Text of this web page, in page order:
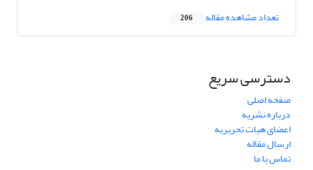
تعداد مشاهده مقاله 206
دسترسی سریع
صفحه اصلی
درباره نشریه
اعضای هیات تحریریه
ارسال مقاله
تماس با ما